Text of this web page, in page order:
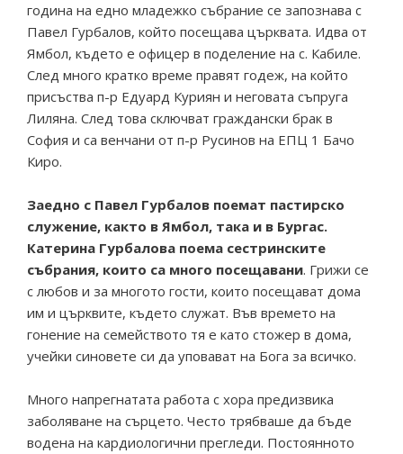
година на едно младежко събрание се запознава с
Павел Гурбалов, който посещава църквата. Идва от
Ямбол, където е офицер в поделение на с. Кабиле.
След много кратко време правят годеж, на който
присъства п-р Едуард Куриян и неговата съпруга
Лиляна. След това сключват граждански брак в
София и са венчани от п-р Русинов на ЕПЦ 1 Бачо
Киро.
Заедно с Павел Гурбалов поемат пастирско
служение, както в Ямбол, така и в Бургас.
Катерина Гурбалова поема сестринските
събрания, които са много посещавани. Грижи се
с любов и за многото гости, които посещават дома
им и църквите, където служат. Във времето на
гонение на семейството тя е като стожер в дома,
учейки синовете си да уповават на Бога за всичко.
Много напрегнатата работа с хора предизвика
заболяване на сърцето. Често трябваше да бъде
водена на кардиологични прегледи. Постоянното